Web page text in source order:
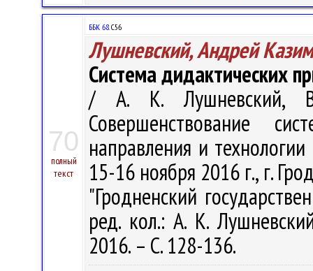
70
полный
текст
ББК 68.С56
Лушневский, Андрей
Система дидактических
/ А. К. Лушневский,
Совершенствование
направления и
15-16 ноября 2016 г., г.
"Гродненский
ред. кол.: А. К.
2016. – С. 128-136.